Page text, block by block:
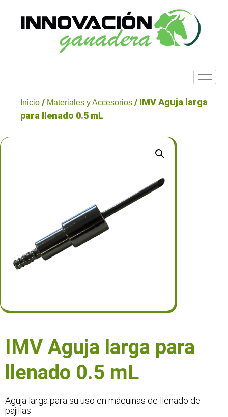
Inicio / Materiales y Accesorios / IMV Aguja larga
para llenado 0.5 mL
IMV Aguja larga para
llenado 0.5 mL
Aguja larga para su uso en máquinas de llenado de
pajillas